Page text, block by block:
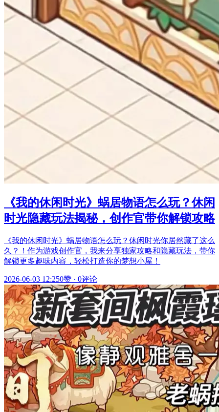
《我的休闲时光》蜗居物语怎么玩？休闲
时光隐藏玩法揭秘，创作官带你解锁攻略
《我的休闲时光》蜗居物语怎么玩？休闲时光你居然藏了这么
久？！作为游戏创作官，我来分享独家攻略和隐藏玩法，带你
解锁更多趣味内容，轻松打造你的梦想小屋！
2026-06-03 12:250赞 · 0评论